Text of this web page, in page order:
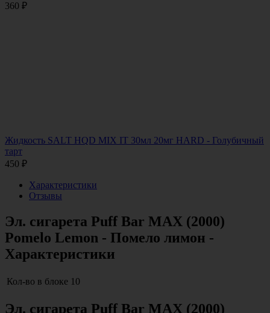
360 ₽
Жидкость SALT HQD MIX IT 30мл 20мг HARD - Голубичный
тарт
450 ₽
Характеристики
Отзывы
Эл. сигарета Puff Bar MAX (2000)
Pomelo Lemon - Помело лимон -
Характеристики
Кол-во в блоке 10
Эл. сигарета Puff Bar MAX (2000)